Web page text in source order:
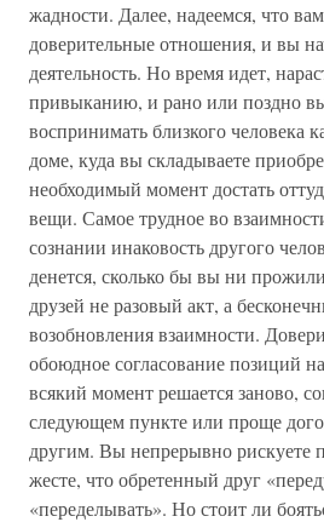
жадности. Далее, надеемся, что
доверительные отношения, и вы
деятельность. Но время идет,
привыканию, и рано или поздно
воспринимать близкого человека
доме, куда вы складываете
необходимый момент достать
вещи. Самое трудное во
сознании инаковость другого
денется, сколько бы вы ни
друзей не разовый акт, а
возобновления взаимности.
обоюдное согласование позиций
всякий момент решается заново,
следующем пункте или проще
другим. Вы непрерывно рискуете
жесте, что обретенный друг
«переделывать». Но стоит ли